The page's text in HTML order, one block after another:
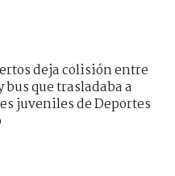
deja colisión entre
bus que trasladaba a
juveniles de Deportes